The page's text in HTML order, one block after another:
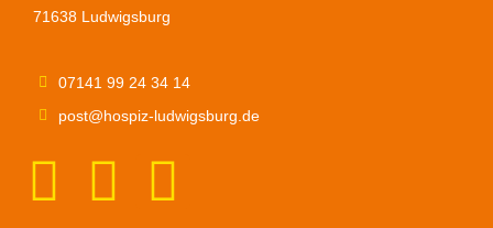
71638 Ludwigsburg
07141 99 24 34 14
post@hospiz-ludwigsburg.de